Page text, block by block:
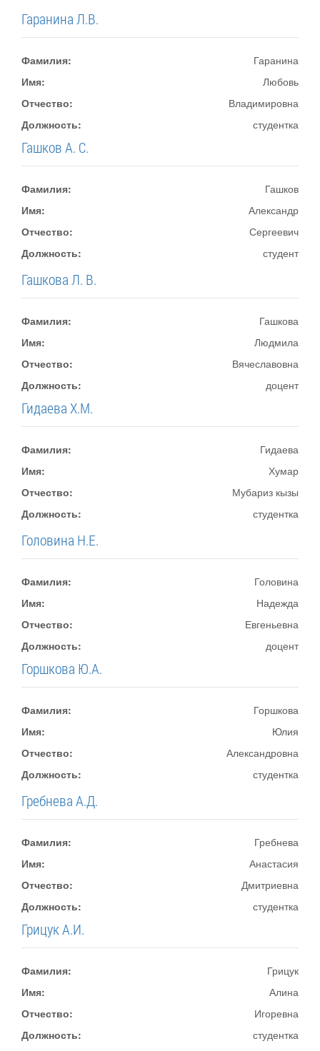
Гаранина Л.В.
Фамилия:
Гаранина
Имя:
Любовь
Отчество:
Владимировна
Должность:
студентка
Гашков А. С.
Фамилия:
Гашков
Имя:
Александр
Отчество:
Сергеевич
Должность:
студент
Гашкова Л. В.
Фамилия:
Гашкова
Имя:
Людмила
Отчество:
Вячеславовна
Должность:
доцент
Гидаева Х.М.
Фамилия:
Гидаева
Имя:
Хумар
Отчество:
Мубариз кызы
Должность:
студентка
Головина Н.Е.
Фамилия:
Головина
Имя:
Надежда
Отчество:
Евгеньевна
Должность:
доцент
Горшкова Ю.А.
Фамилия:
Горшкова
Имя:
Юлия
Отчество:
Александровна
Должность:
студентка
Гребнева А.Д.
Фамилия:
Гребнева
Имя:
Анастасия
Отчество:
Дмитриевна
Должность:
студентка
Грицук А.И.
Фамилия:
Грицук
Имя:
Алина
Отчество:
Игоревна
Должность:
студентка